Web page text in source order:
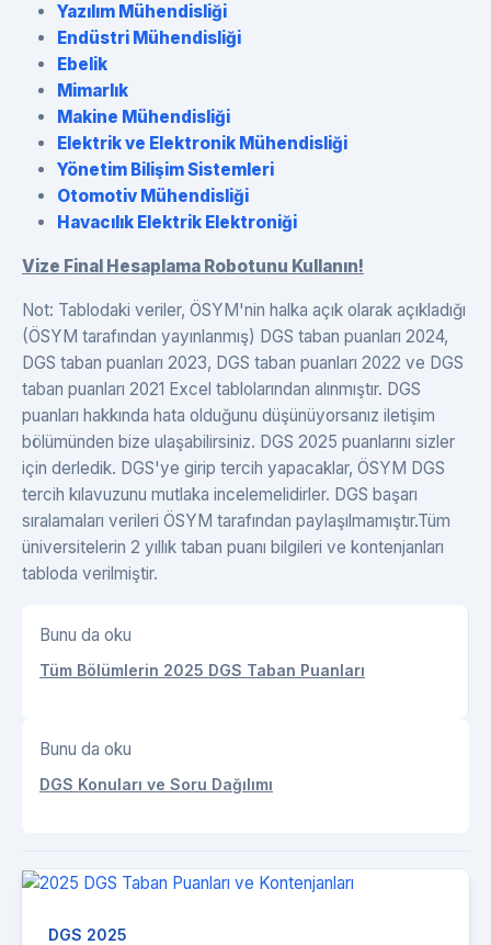
Yazılım Mühendisliği
Endüstri Mühendisliği
Ebelik
Mimarlık
Makine Mühendisliği
Elektrik ve Elektronik Mühendisliği
Yönetim Bilişim Sistemleri
Otomotiv Mühendisliği
Havacılık Elektrik Elektroniği
Vize Final Hesaplama Robotunu Kullanın!
Not: Tablodaki veriler, ÖSYM'nin halka açık olarak açıkladığı
(ÖSYM tarafından yayınlanmış) DGS taban puanları 2024,
DGS taban puanları 2023, DGS taban puanları 2022 ve DGS
taban puanları 2021 Excel tablolarından alınmıştır. DGS
puanları hakkında hata olduğunu düşünüyorsanız iletişim
bölümünden bize ulaşabilirsiniz. DGS 2025 puanlarını sizler
için derledik. DGS'ye girip tercih yapacaklar, ÖSYM DGS
tercih kılavuzunu mutlaka incelemelidirler. DGS başarı
sıralamaları verileri ÖSYM tarafından paylaşılmamıştır.Tüm
üniversitelerin 2 yıllık taban puanı bilgileri ve kontenjanları
tabloda verilmiştir.
Bunu da oku
Tüm Bölümlerin 2025 DGS Taban Puanları
Bunu da oku
DGS Konuları ve Soru Dağılımı
DGS 2025